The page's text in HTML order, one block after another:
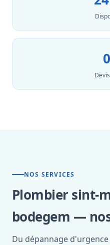
NOS SERVICES
Plombier sint-
bodegem —
Du dépannage